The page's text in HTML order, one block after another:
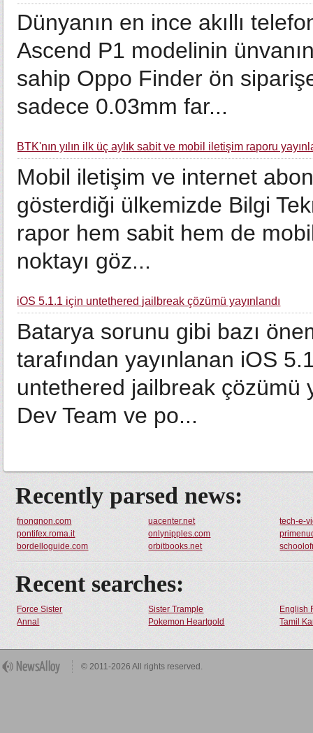
Dünyanın en ince akıllı
Ascend P1 modelinin
sahip Oppo Finder ön
sadece 0.03mm far...
BTK'nın yılın ilk üç aylık sabit ve mobil iletişim raporu
Mobil iletişim ve internet
gösterdiği ülkemizde Bilgi
rapor hem sabit hem de
noktayı göz...
iOS 5.1.1 için untethered jailbreak çözümü yayınlandı
Batarya sorunu gibi bazı
tarafından yayınlanan iOS
untethered jailbreak çözümü
Dev Team ve po...
Recently parsed news:
fnongnon.com uacenter.net
tech-e-
pontifex.roma.it
onlynipples.com
bordelloguide.com
orbitbooks.net
Recent searches:
Force Sister Sister Trample
English
Annal
Pokemon Heartgold Tamil
© 2011-2026 All rights reserved.